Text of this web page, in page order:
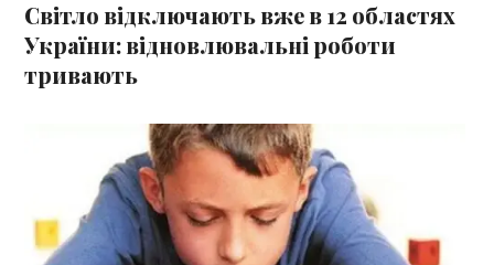
Світло відключають вже в 12 областях
України: відновлювальні роботи
тривають